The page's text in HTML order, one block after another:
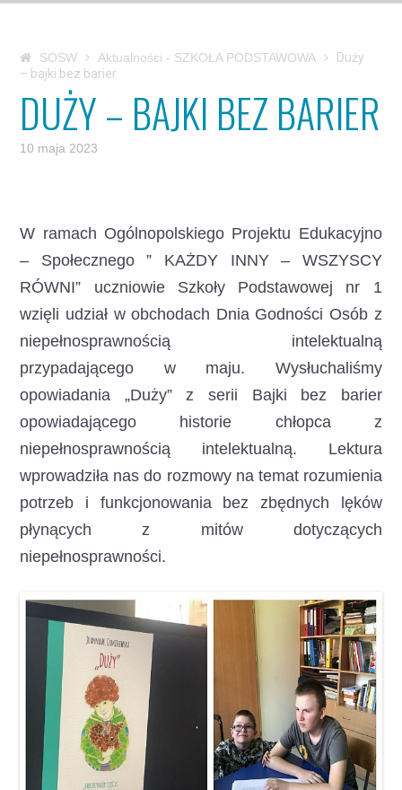
SOSW Aktualności - SZKOŁA PODSTAWOWA
Duży
– bajki bez barier
DUŻY – BAJKI BEZ BARIER
10 maja 2023
W ramach Ogólnopolskiego Projektu Edukacyjno
– Społecznego ” KAŻDY INNY – WSZYSCY
RÓWNI” uczniowie Szkoły Podstawowej nr 1
wzięli udział w obchodach Dnia Godności Osób z
niepełnosprawnością intelektualną
przypadającego w maju. Wysłuchaliśmy
opowiadania „Duży” z serii Bajki bez barier
opowiadającego historie chłopca z
niepełnosprawnością intelektualną. Lektura
wprowadziła nas do rozmowy na temat rozumienia
potrzeb i funkcjonowania bez zbędnych lęków
płynących z mitów dotyczących
niepełnosprawności.